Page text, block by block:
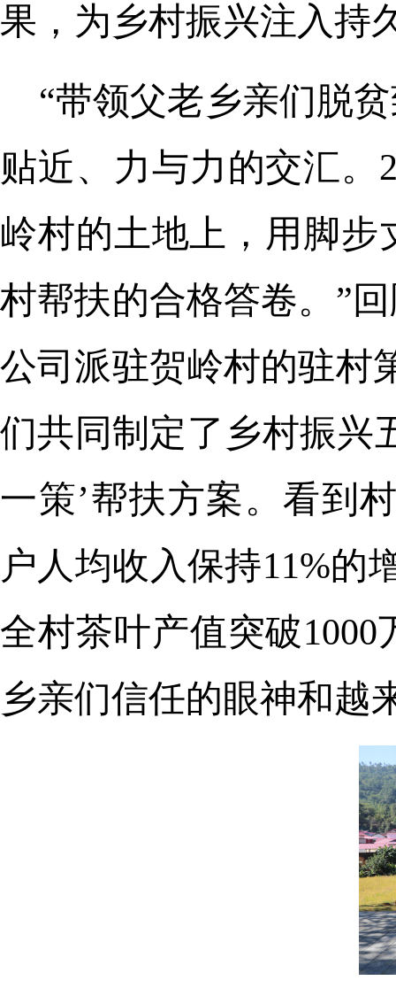
果，为乡村振兴注入持
“带领父老乡亲们脱
贴近、力与力的交汇。
岭村的土地上，用脚
村帮扶的合格答卷。”
公司派驻贺岭村的驻村
们共同制定了乡村振兴
一策’帮扶方案。看到
户人均收入保持11%的
全村茶叶产值突破
乡亲们信任的眼神和越